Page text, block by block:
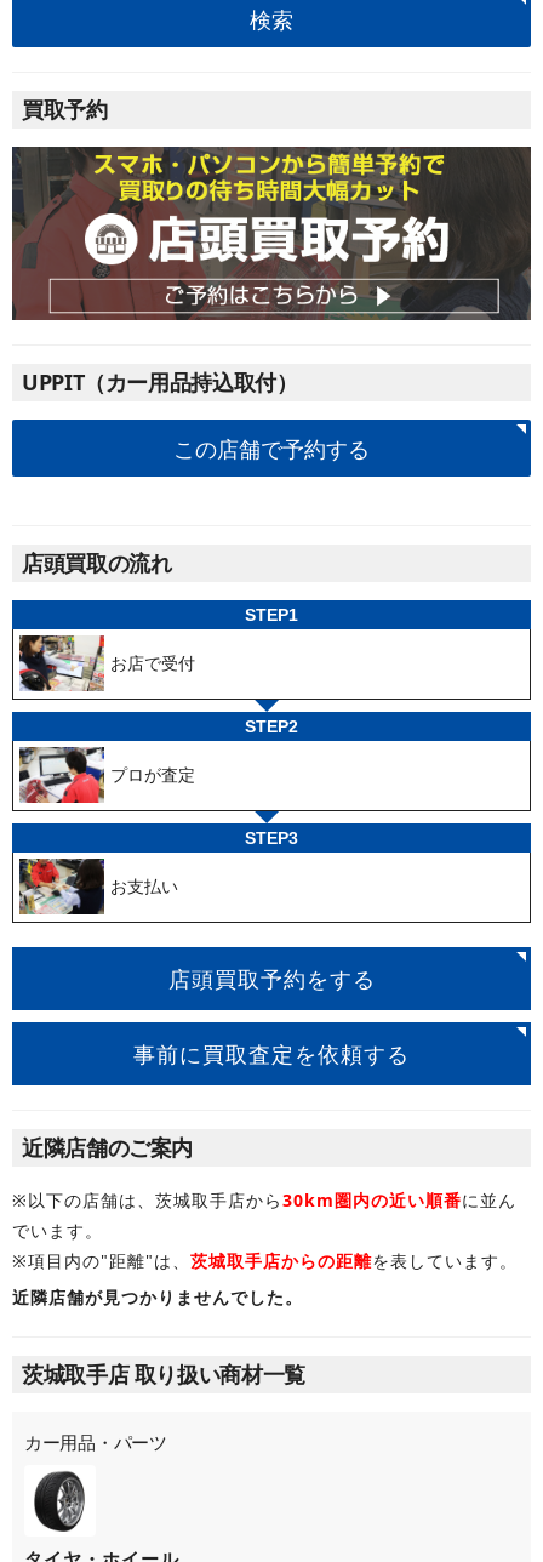
検索
買取予約
UPPIT（カー用品持込取付）
この店舗で予約する
店頭買取の流れ
STEP1
お店で受付
STEP2
プロが査定
STEP3
お支払い
店頭買取予約をする
事前に買取査定を依頼する
近隣店舗のご案内
※以下の店舗は、茨城取手店から30km圏内の近い順番に並ん
でいます。
※項目内の"距離"は、 茨城取手店からの距離を表しています。
近隣店舗が見つかりませんでした。
茨城取手店 取り扱い商材一覧
カー用品・パーツ